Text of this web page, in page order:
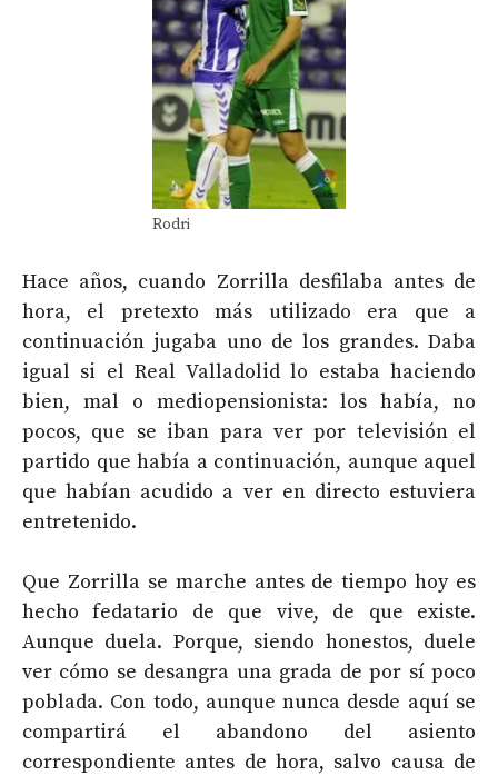
Rodri
Hace años, cuando Zorrilla desfilaba antes de
hora, el pretexto más utilizado era que a
continuación jugaba uno de los grandes. Daba
igual si el Real Valladolid lo estaba haciendo
bien, mal o mediopensionista: los había, no
pocos, que se iban para ver por televisión el
partido que había a continuación, aunque aquel
que habían acudido a ver en directo estuviera
entretenido.
Que Zorrilla se marche antes de tiempo hoy es
hecho fedatario de que vive, de que existe.
Aunque duela. Porque, siendo honestos, duele
ver cómo se desangra una grada de por sí poco
poblada. Con todo, aunque nunca desde aquí se
compartirá el abandono del asiento
correspondiente antes de hora, salvo causa de